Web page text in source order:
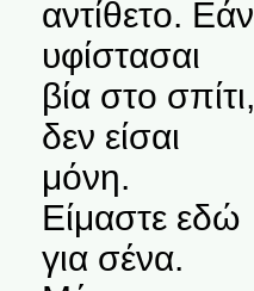
αντίθετο. Εάν
υφίστασαι
βία στο σπίτι,
δεν είσαι
μόνη.
Είμαστε εδώ
για σένα.